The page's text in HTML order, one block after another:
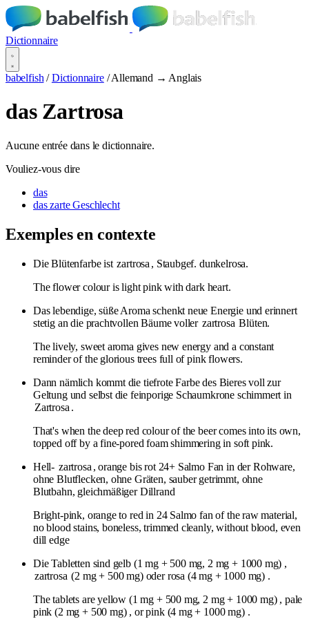
Dictionnaire
babelfish / Dictionnaire / Allemand → Anglais
das Zartrosa
Aucune entrée dans le dictionnaire.
Vouliez-vous dire
das
das zarte Geschlecht
Exemples en contexte
Die Blütenfarbe ist zartrosa , Staubgef. dunkelrosa.
The flower colour is light pink with dark heart.
Das lebendige, süße Aroma schenkt neue Energie und erinnert
stetig an die prachtvollen Bäume voller zartrosa Blüten.
The lively, sweet aroma gives new energy and a constant
reminder of the glorious trees full of pink flowers.
Dann nämlich kommt die tiefrote Farbe des Bieres voll zur
Geltung und selbst die feinporige Schaumkrone schimmert in
Zartrosa .
That's when the deep red colour of the beer comes into its own,
topped off by a fine-pored foam shimmering in soft pink.
Hell- zartrosa , orange bis rot 24+ Salmo Fan in der Rohware,
ohne Blutflecken, ohne Gräten, sauber getrimmt, ohne
Blutbahn, gleichmäßiger Dillrand
Bright-pink, orange to red in 24 Salmo fan of the raw material,
no blood stains, boneless, trimmed cleanly, without blood, even
dill edge
Die Tabletten sind gelb (1 mg + 500 mg, 2 mg + 1000 mg) ,
zartrosa (2 mg + 500 mg) oder rosa (4 mg + 1000 mg) .
The tablets are yellow (1 mg + 500 mg, 2 mg + 1000 mg) , pale
pink (2 mg + 500 mg) , or pink (4 mg + 1000 mg) .